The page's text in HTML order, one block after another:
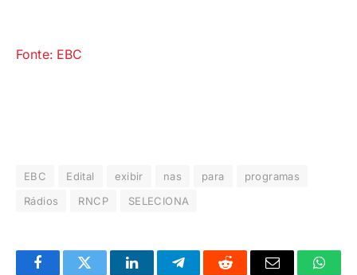
Fonte: EBC
EBC Edital exibir nas para
programas
Rádios
RNCP SELECIONA